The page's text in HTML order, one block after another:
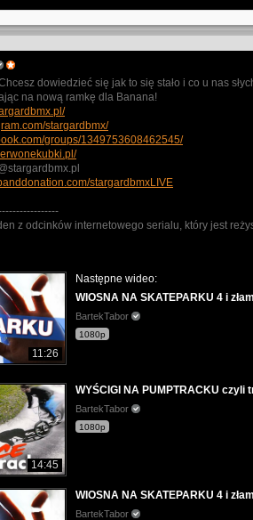
Chcesz dowiedzieć się jak to się stało i co u nas
na nową ramkę dla Banana!
stargardbmx/
groups/1349753608462545/
stargardbmxLIVE
z odcinków internetowego serialu, który jest
11:26
Następne wideo:
WIOSNA NA SKATEPARKU 4 i
BartekTabor
1080p
14:45
WYŚCIGI NA PUMPTRACKU czyli
BartekTabor
1080p
WIOSNA NA SKATEPARKU 4 i
BartekTabor